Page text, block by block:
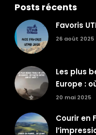
Posts récents
Favoris
26 août 2025
Les plus
Europe :
20 mai 2025
Courir en